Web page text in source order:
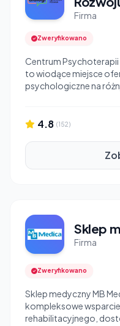
Firma
Zweryfikowano
Centrum Psychoterapii
to wiodące miejsce
psychologiczne na
4.8 (152)
Sklep
Firma
Zweryfikowano
Sklep medyczny MB
kompleksowe
rehabilitacyjnego,